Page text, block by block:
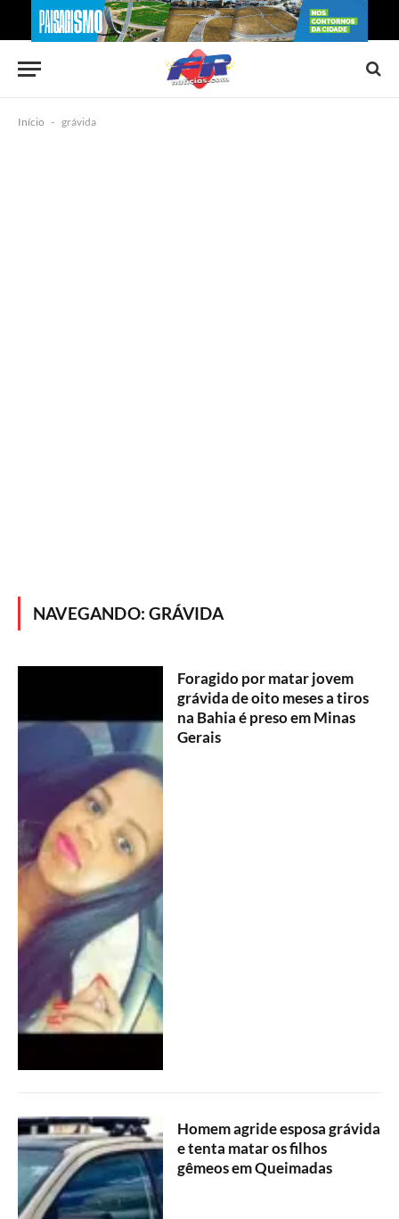
Início - grávida
NAVEGANDO:GRÁVIDA
Foragido por matar jovem
grávida de oito meses a tiros
na Bahia é preso em Minas
Gerais
Homem agride esposa grávida
e tenta matar os filhos
gêmeos em Queimadas